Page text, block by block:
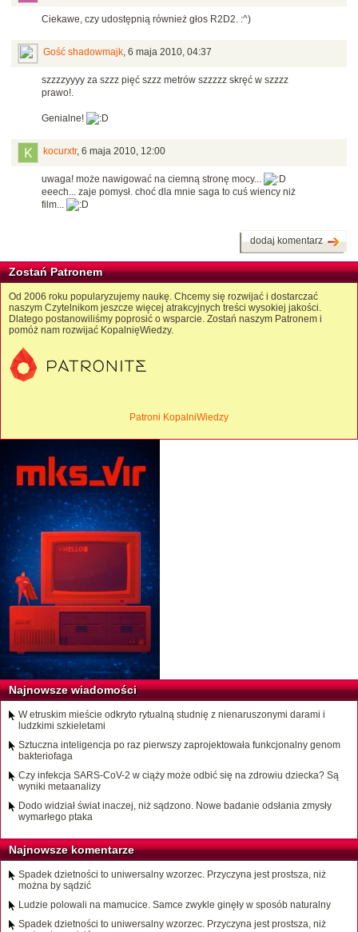
Ciekawe, czy udostępnią również głos R2D2. :^)
Gość shadowmajk 6 maja 2010, 04:37
szzzzyyyy za szzz pięć szzz metrów szzzzz skręć w szzzz
prawo!.
Genialne!
kocurxtr, 6 maja 2010, 12:00
uwaga! może nawigować na ciemną stronę mocy...
eeech... zaje pomysł. choć dla mnie saga to cuś wiency niż
film...
dodaj komentarz
Zostań Patronem
Od 2006 roku popularyzujemy naukę. Chcemy się rozwijać i dostarczać
naszym Czytelnikom jeszcze więcej atrakcyjnych treści wysokiej jakości.
Dlatego postanowiliśmy poprosić o wsparcie. Zostań naszym Patronem i
pomóż nam rozwijać KopalnięWiedzy.
Patroni KopalniWiedzy
Najnowsze wiadomości
W etruskim mieście odkryto rytualną studnię z nienaruszonymi darami i
ludzkimi szkieletami
Sztuczna inteligencja po raz pierwszy zaprojektowała funkcjonalny genom
bakteriofaga
Czy infekcja SARS-CoV-2 w ciąży może odbić się na zdrowiu dziecka? Są
wyniki metaanalizy
Dodo widział świat inaczej, niż sądzono. Nowe badanie odsłania zmysły
wymarłego ptaka
Najnowsze komentarze
Spadek dzietności to uniwersalny wzorzec. Przyczyna jest prostsza, niż
można by sądzić
Ludzie polowali na mamucice. Samce zwykle ginęły w sposób naturalny
Spadek dzietności to uniwersalny wzorzec. Przyczyna jest prostsza, niż